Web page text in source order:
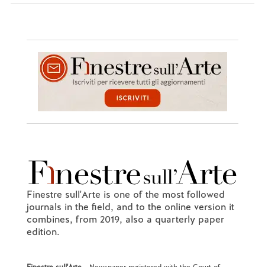
Finestre sull'Arte is one of the most followed
journals in the field, and to the online version it
combines, from 2019, also a quarterly paper
edition.